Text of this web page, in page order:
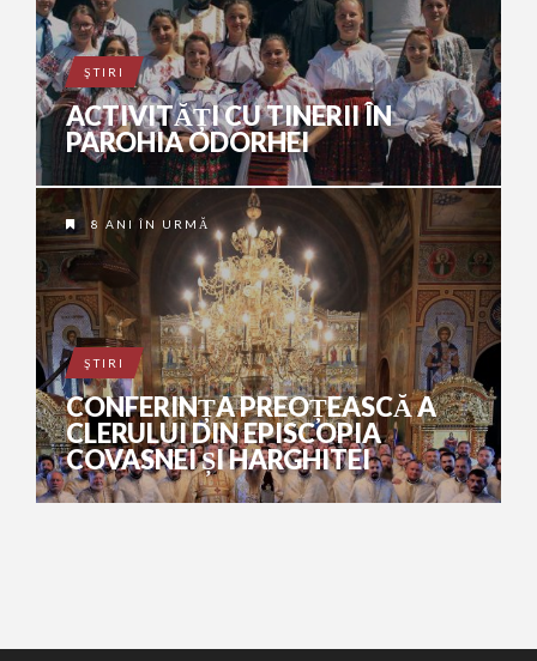
ŞTIRI
ACTIVITĂȚI CU TINERII ÎN
PAROHIA ODORHEI
8 ANI ÎN URMĂ
ŞTIRI
CONFERINȚA PREOȚEASCĂ A
CLERULUI DIN EPISCOPIA
COVASNEI ȘI HARGHITEI